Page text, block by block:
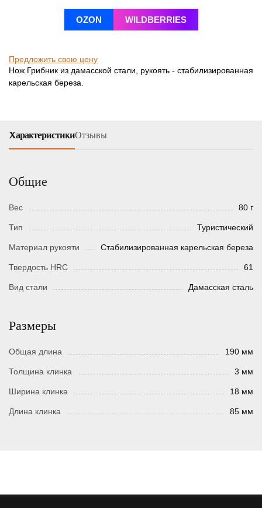
OZON WILDBERRIES
Предложить свою цену
Нож Грибник из дамасской стали, рукоять - стабилизированная
карельская береза.
ХарактеристикиОтзывы
Общие
Вес 80 г
Тип Туристический
Материал рукояти Стабилизированная карельская береза
Твердость HRC 61
Вид стали Дамасская сталь
Размеры
Общая длина 190 мм
Толщина клинка 3 мм
Ширина клинка 18 мм
Длина клинка 85 мм